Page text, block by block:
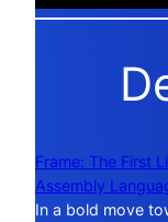
Frame: The First
Assembly
In a bold move